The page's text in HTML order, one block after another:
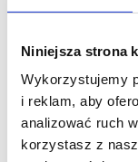
Niniejsza strona
Wykorzystujemy
i reklam, aby
analizować ruch
korzystasz z
4.3.
nienaruszania
5. Konsumpcja